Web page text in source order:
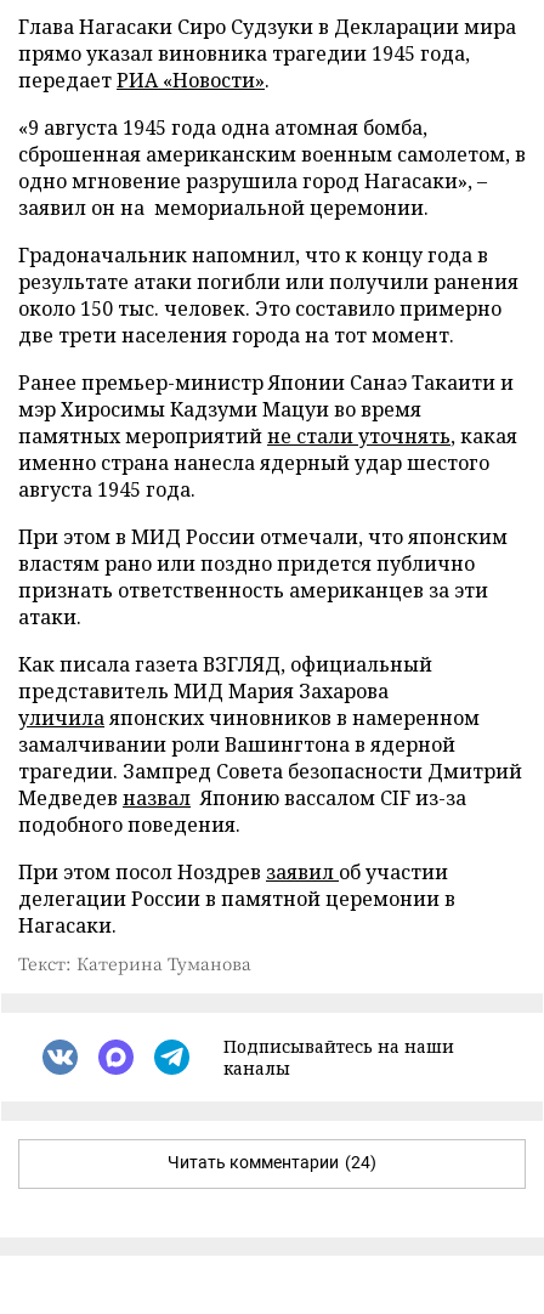
Глава Нагасаки Сиро Судзуки в Декларации мира
прямо указал виновника трагедии 1945 года,
передаетРИА «Новости».
«9 августа 1945 года одна атомная бомба,
сброшенная американским военным самолетом, в
одно мгновение разрушила город Нагасаки», –
заявил он на мемориальной церемонии.
Градоначальник напомнил, что к концу года в
результате атаки погибли или получили ранения
около 150 тыс. человек. Это составило примерно
две трети населения города на тот момент.
Ранее премьер-министр Японии Санаэ Такаити и
мэр Хиросимы Кадзуми Мацуи во время
памятных мероприятийне стали уточнять, какая
именно страна нанесла ядерный удар шестого
августа 1945 года.
При этом в МИД России отмечали, что японским
властям рано или поздно придется публично
признать ответственность американцев за эти
атаки.
Как писала газета ВЗГЛЯД, официальный
представитель МИД Мария Захарова
уличилаяпонских чиновников в намеренном
замалчивании роли Вашингтона в ядерной
трагедии. Зампред Совета безопасности Дмитрий
Медведев назвал Японию вассалом CIF из-за
подобного поведения.
При этом посол Ноздрев заявил об участии
делегации России в памятной церемонии в
Нагасаки.
Текст: Катерина Туманова
Подписывайтесь на наши
каналы
Читать комментарии (24)